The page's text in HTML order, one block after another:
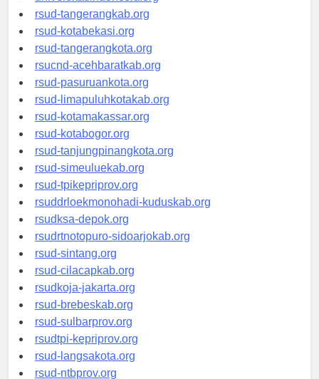
universitasindonesia.org
rsud-tangerangkab.org
rsud-kotabekasi.org
rsud-tangerangkota.org
rsucnd-acehbaratkab.org
rsud-pasuruankota.org
rsud-limapuluhkotakab.org
rsud-kotamakassar.org
rsud-kotabogor.org
rsud-tanjungpinangkota.org
rsud-simeuluekab.org
rsud-tpikepriprov.org
rsuddrloekmonohadi-kuduskab.org
rsudksa-depok.org
rsudrtnotopuro-sidoarjokab.org
rsud-sintang.org
rsud-cilacapkab.org
rsudkoja-jakarta.org
rsud-brebeskab.org
rsud-sulbarprov.org
rsudtpi-kepriprov.org
rsud-langsakota.org